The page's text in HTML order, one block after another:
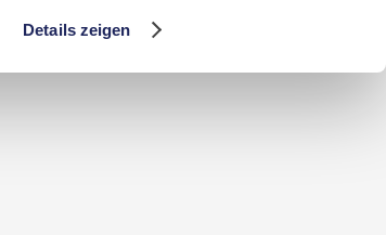
Details zeigen